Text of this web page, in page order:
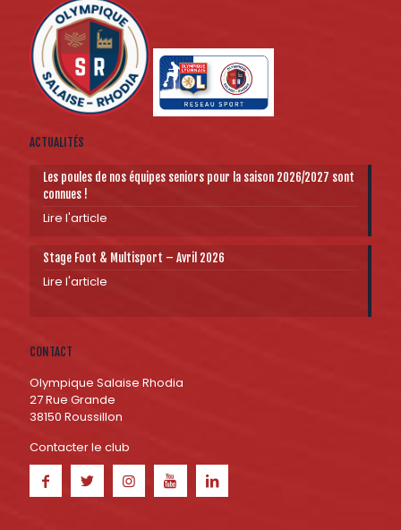
ACTUALITÉS
Les poules de nos équipes seniors pour la saison 2026/2027 sont
connues !
Lire l'article
Stage Foot & Multisport – Avril 2026
Lire l'article
CONTACT
Olympique Salaise Rhodia
27 Rue Grande
38150 Roussillon
Contacter le club